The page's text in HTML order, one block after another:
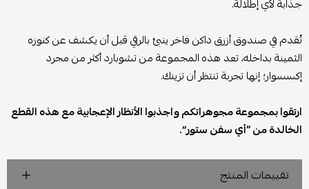
جذابة لأي إطلالة.
تُقدم في صندوق أزرق داكن فاخر ينبئ بالرقي قبل أن يكشف عن كنوزه
الثمينة بداخله، تعد هذه المجموعة من تشوبارد أكثر من مجرد
إكسسوار؛ إنها تجربة تنتظر أن تزينك.
ارتقوا بمجموعة مجوهراتكم واجذبوا الأنظار الإعجابية مع هذه القطع
الخالدة من “أي سفن ستور”.
تقييمات المنتج